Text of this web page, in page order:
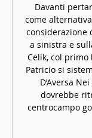
Davanti
come
considerazione
a sinistra e
Celik, col
Patricio si
D’Aversa
dovrebbe
centrocampo